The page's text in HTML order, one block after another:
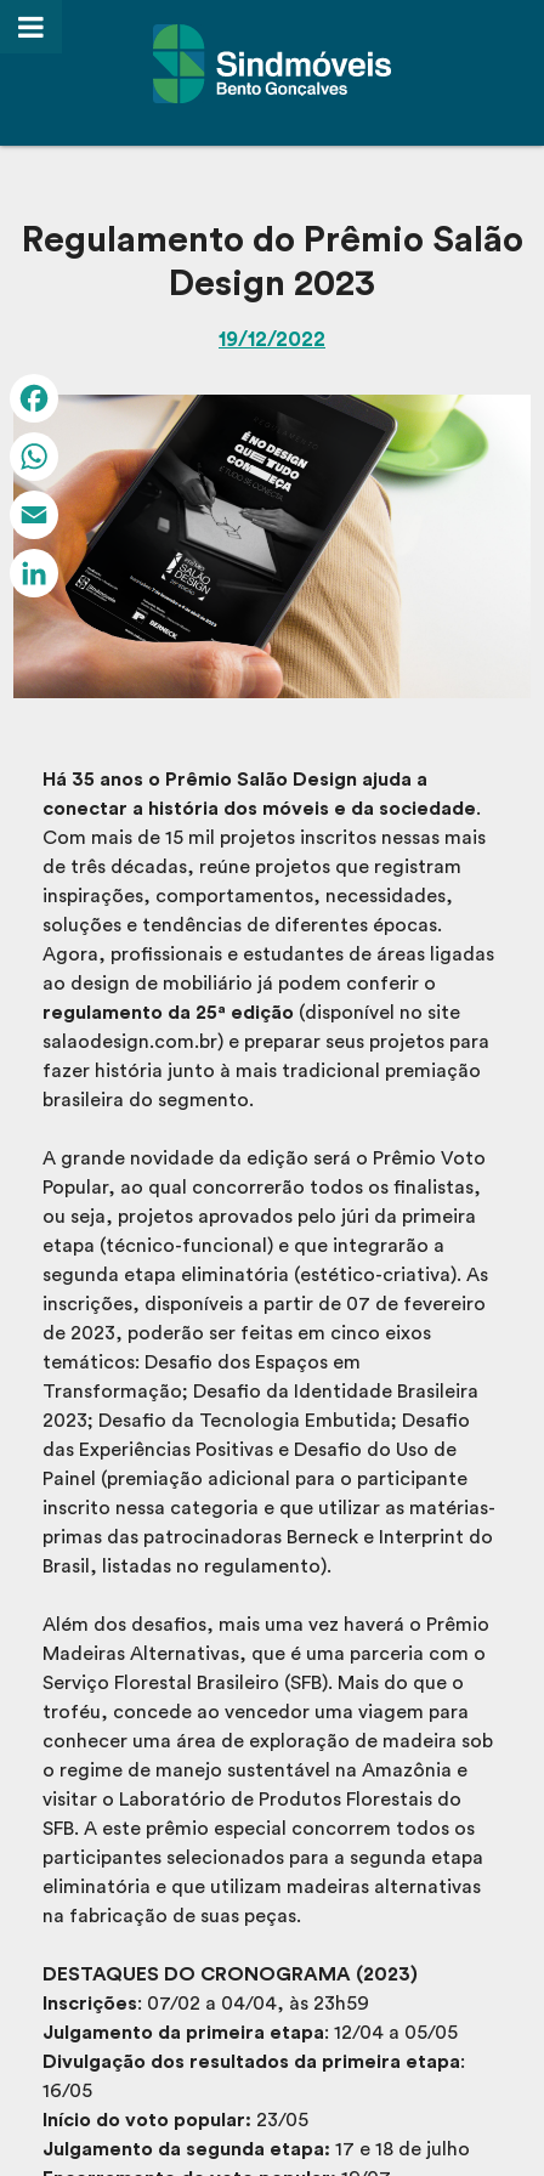
Regulamento do Prêmio Salão
Design 2023
19/12/2022
Há 35 anos o Prêmio Salão Design ajuda a
conectar a história dos móveis e da sociedade.
Com mais de 15 mil projetos inscritos nessas mais
de três décadas, reúne projetos que registram
inspirações, comportamentos, necessidades,
soluções e tendências de diferentes épocas.
Agora, profissionais e estudantes de áreas ligadas
ao design de mobiliário já podem conferir o
regulamento da 25ª edição (disponível no site
salaodesign.com.br) e preparar seus projetos para
fazer história junto à mais tradicional premiação
brasileira do segmento.
A grande novidade da edição será o Prêmio Voto
Popular, ao qual concorrerão todos os finalistas,
ou seja, projetos aprovados pelo júri da primeira
etapa (técnico-funcional) e que integrarão a
segunda etapa eliminatória (estético-criativa). As
inscrições, disponíveis a partir de 07 de fevereiro
de 2023, poderão ser feitas em cinco eixos
temáticos: Desafio dos Espaços em
Transformação; Desafio da Identidade Brasileira
2023; Desafio da Tecnologia Embutida; Desafio
das Experiências Positivas e Desafio do Uso de
Painel (premiação adicional para o participante
inscrito nessa categoria e que utilizar as matérias-
primas das patrocinadoras Berneck e Interprint do
Brasil, listadas no regulamento).
Além dos desafios, mais uma vez haverá o Prêmio
Madeiras Alternativas, que é uma parceria com o
Serviço Florestal Brasileiro (SFB). Mais do que o
troféu, concede ao vencedor uma viagem para
conhecer uma área de exploração de madeira sob
o regime de manejo sustentável na Amazônia e
visitar o Laboratório de Produtos Florestais do
SFB. A este prêmio especial concorrem todos os
participantes selecionados para a segunda etapa
eliminatória e que utilizam madeiras alternativas
na fabricação de suas peças.
DESTAQUES DO CRONOGRAMA (2023)
Inscrições: 07/02 a 04/04, às 23h59
Julgamento da primeira etapa: 12/04 a 05/05
Divulgação dos resultados da primeira etapa:
16/05
Início do voto popular: 23/05
Julgamento da segunda etapa: 17 e 18 de julho
Facebook
WhatsApp
Email
LinkedIn